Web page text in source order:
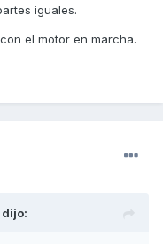
iguales.
el motor en marcha.
dijo: